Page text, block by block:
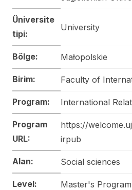
Üniversite
tipi:
University
Bölge: Małopolskie
Birim: Faculty of
Program: International
Program
URL:
https://
irpub
Alan: Social sciences
Level: Master's